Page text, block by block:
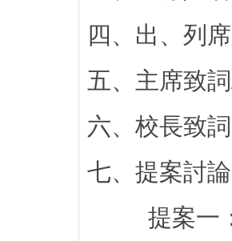
四、出、列
五、主席致詞
六、校長致
七、提案討
提案一